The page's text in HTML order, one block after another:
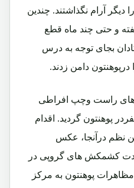
را دیگر آرام نگذاشتند. چندین
و حتی چند ماه قطع
بجای توجه به درس
دامن زدند.
های راست وچپ افراطی
پوهنتون گردید. اقدام
نظم درآنجا، عکس
کشمکش های گروپی در
پوهنتون به مرکز